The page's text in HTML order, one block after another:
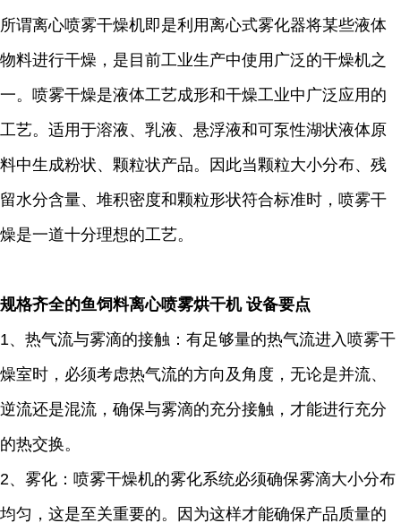
所谓离心喷雾干燥机即是利用离心式雾化器将某些液体
物料进行干燥，是目前工业生产中使用广泛的干燥机之
一。喷雾干燥是液体工艺成形和干燥工业中广泛应用的
工艺。适用于溶液、乳液、悬浮液和可泵性湖状液体原
料中生成粉状、颗粒状产品。因此当颗粒大小分布、残
留水分含量、堆积密度和颗粒形状符合标准时，喷雾干
燥是一道十分理想的工艺。
规格齐全的鱼饲料离心喷雾烘干机设备要点
1、热气流与雾滴的接触：有足够量的热气流进入喷雾干
燥室时，必须考虑热气流的方向及角度，无论是并流、
逆流还是混流，确保与雾滴的充分接触，才能进行充分
的热交换。
2、雾化：喷雾干燥机的雾化系统必须确保雾滴大小分布
均匀，这是至关重要的。因为这样才能确保产品质量的